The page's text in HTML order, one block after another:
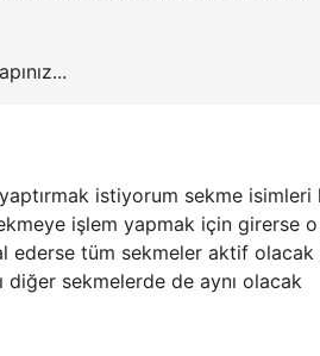
istiyorum sekme
işlem yapmak için
ederse tüm sekmeler aktif
diğer sekmelerde de aynı olacak